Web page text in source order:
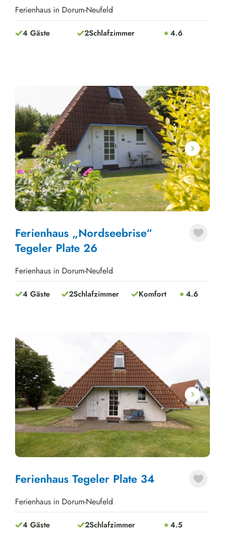
Ferienhaus in Dorum-Neufeld
4 Gäste 2Schlafzimmer 4.6
Next
Ferienhaus „Nordseebrise“
Tegeler Plate 26
Ferienhaus in Dorum-Neufeld
4 Gäste 2Schlafzimmer Komfort 4.6
Next
Ferienhaus Tegeler Plate 34
Ferienhaus in Dorum-Neufeld
4 Gäste 2Schlafzimmer 4.5